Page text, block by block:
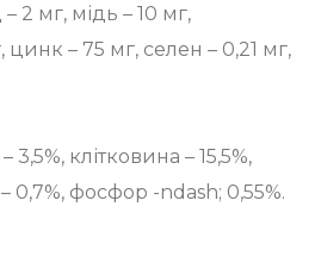
– 2 мг, мідь – 10 мг,
– 75 мг, селен – 0,21 мг,
3,5%, клітковина – 15,5%,
0,7%, фосфор -ndash; 0,55%.